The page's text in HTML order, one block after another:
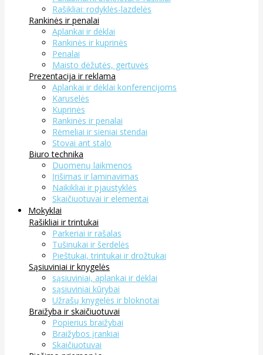
Rašikliai: rodyklės-lazdelės
Rankinės ir penalai
Aplankai ir dėklai
Rankinės ir kuprinės
Penalai
Maisto dėžutės, gertuvės
Prezentacija ir reklama
Aplankai ir dėklai konferencijoms
Karuselės
Kuprinės
Rankinės ir penalai
Rėmeliai ir sieniai stendai
Stovai ant stalo
Biuro technika
Duomenų laikmenos
Įrišimas ir laminavimas
Naikikliai ir pjaustyklės
Skaičiuotuvai ir elementai
Mokyklai
Rašikliai ir trintukai
Parkeriai ir rašalas
Tušinukai ir šerdelės
Pieštukai, trintukai ir drožtukai
Sąsiuviniai ir knygelės
sąsiuviniai, aplankai ir dėklai
sąsiuviniai kūrybai
Užrašų knygelės ir bloknotai
Braižyba ir skaičiuotuvai
Popierius braižybai
Braižybos įrankiai
Skaičiuotuvai